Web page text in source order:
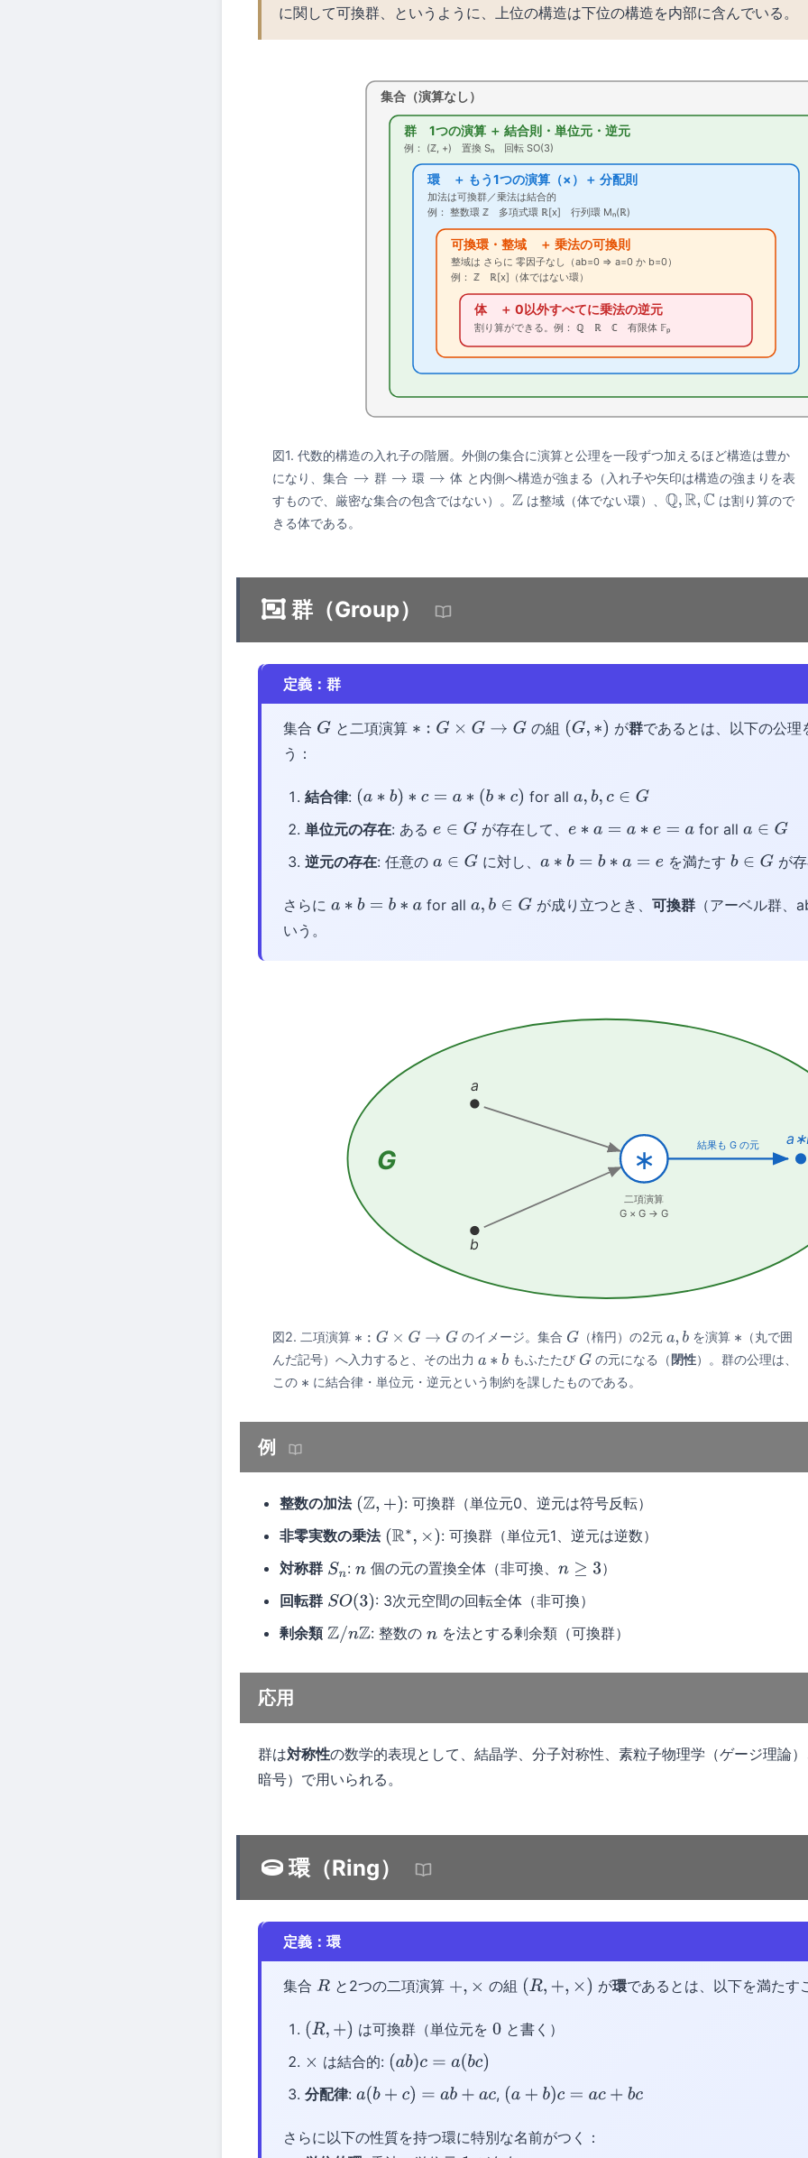
に関して可換群、というように、上位の構造は下位の構造を内部に含んでいる。
集合（演算なし）
群 1つの演算 ＋ 結合則・単位元・逆元
例： (ℤ, +) 置換 Sₙ 回転 SO(3)
環 ＋ もう1つの演算（×）＋ 分配則
加法は可換群／乗法は結合的
例： 整数環 ℤ 多項式環 ℝ[x] 行列環 Mₙ(ℝ)
可換環・整域 ＋ 乗法の可換則
整域は さらに 零因子なし（ab=0 ⇒ a=0 か b=0）
例： ℤ ℝ[x]（体ではない環）
体 ＋ 0以外すべてに乗法の逆元
割り算ができる。例： ℚ ℝ ℂ 有限体 𝔽ₚ
図1. 代数的構造の入れ子の階層。外側の集合に演算と公理を一段ずつ加えるほど構造は豊か
になり、 集合 群 環 体
集合 →群 →環→ 体
と内側へ構造が強まる（入れ子や矢印は構造の強まりを表
すもので、厳密な集合の包含ではない）。 Zは整域（体でない環）、 Q,R,C
は割り算ので
きる体である。
群（Group）
定義：群
集合 Gと二項演算 ∗ :G×G→G の組 (G,∗) が群であるとは、以下の公理
う：
結合律: (a∗b)∗ c =a ∗( b∗c ) for all a,b,c ∈ G
単位元の存在: ある e ∈G が存在して、 e∗a= a∗ e=a for all a∈G
逆元の存在: 任意の a∈G に対し、a∗b= b∗a = e を満たすb ∈G が
さらに a∗b= b∗a for alla,b∈G が成り立つとき、 可換群（アーベル群、
いう。
G
a
b
∗
二項演算
G × G → G
結果も G の元
図2. 二項演算 ∗ :G×G→G のイメージ。集合 G（楕円）の2元 a,b を演算 ∗ （丸で囲
んだ記号）へ入力すると、その出力 a∗b もふたたび Gの元になる（ 閉性）。群の公理は、
この ∗ に結合律・単位元・逆元という制約を課したものである。
例
整数の加法 (Z,+ )
: 可換群（単位元0、逆元は符号反転）
非零実数の乗法 (R∗ ,×)
: 可換群（単位元1、逆元は逆数）
対称群 Sn :n個の元の置換全体（非可換、 n≥3
）
回転群 SO(3) : 3次元空間の回転全体（非可換）
剰余類 Z/nZ : 整数のnを法とする剰余類（可換群）
応用
群は対称性の数学的表現として、結晶学、分子対称性、素粒子物理学（ゲージ理論
暗号）で用いられる。
環（Ring）
定義：環
集合 R と2つの二項演算 +,× の組 (R,+ ,×) が環であるとは、以下を満たす
(R,+ ) は可換群（単位元を0 と書く）
× は結合的: (ab)c=a( bc)
分配律: a(b+c =a b+ ac , (a+b) c=a c+ bc
さらに以下の性質を持つ環に特別な名前がつく：